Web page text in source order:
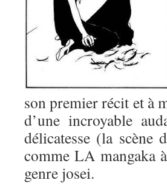
son premier récit et à
d’une incroyable
délicatesse (la scène
comme LA mangaka
genre josei.